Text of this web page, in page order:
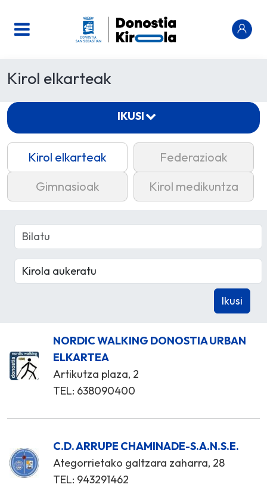
Kirol elkarteak
Kirol elkarteak
Federazioak
Gimnasioak
Kirol medikuntza
NORDIC WALKING DONOSTIA URBAN
ELKARTEA
Artikutza plaza, 2
TEL: 638090400
C.D. ARRUPE CHAMINADE-S.A.N.S.E.
Ategorrietako galtzara zaharra, 28
TEL: 943291462
IKUSI